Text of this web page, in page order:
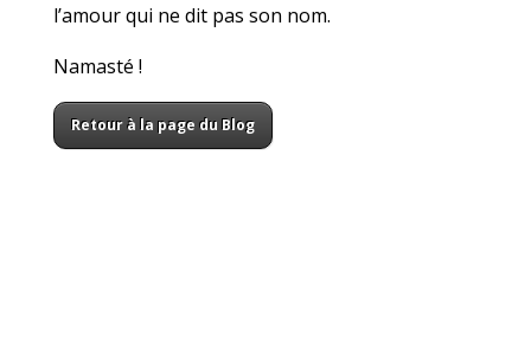
l’amour qui ne dit pas son nom.
Namasté !
Retour à la page du Blog